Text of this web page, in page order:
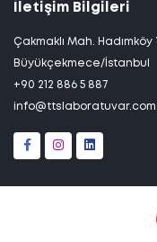
İletişim Bilgileri
Çakmaklı Mah.
Büyükçekmece/İstanbul
+90 212 886 5 887
info@ttslaboratuvar.com